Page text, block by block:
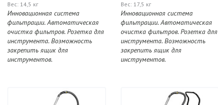
Вес: 14,5 кг
Инновационная система
фильтрации. Автоматическая
очистка фильтров. Розетка для
инструмента. Возможность
закрепить ящик для
инструментов.
Вес: 17,5 кг
Инновационная система
фильтрации. Автоматическая
очистка фильтров. Розетка для
инструмента. Возможность
закрепить ящик для
инструментов.